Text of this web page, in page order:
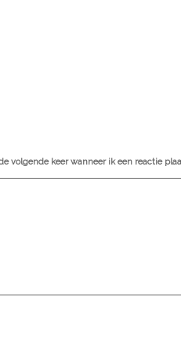
volgende keer wanneer ik een reactie